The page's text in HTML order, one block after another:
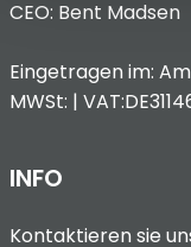
CEO: Bent Madsen
Eingetragen im:
MWSt: |
INFO
Kontaktieren sie